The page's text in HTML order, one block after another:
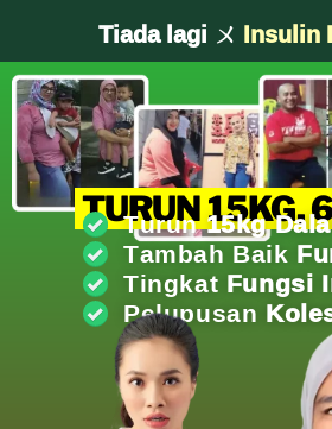
Tiada lagi ㄨ
TURUN 15KG,
Turun15kg
Tambah Baik
Tingkat Fungsi
Pelupusan